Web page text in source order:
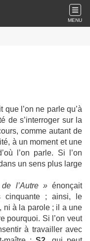
MENU
que l’on ne parle qu’à
de s’interroger sur la
comme autant de
à un moment et une
l’on parle. Si l’on
un sens plus large
l’Autre » énonçait
cinquante ; ainsi, le
ni à la parole ; il a une
pourquoi. Si l’on veut
à travailler avec